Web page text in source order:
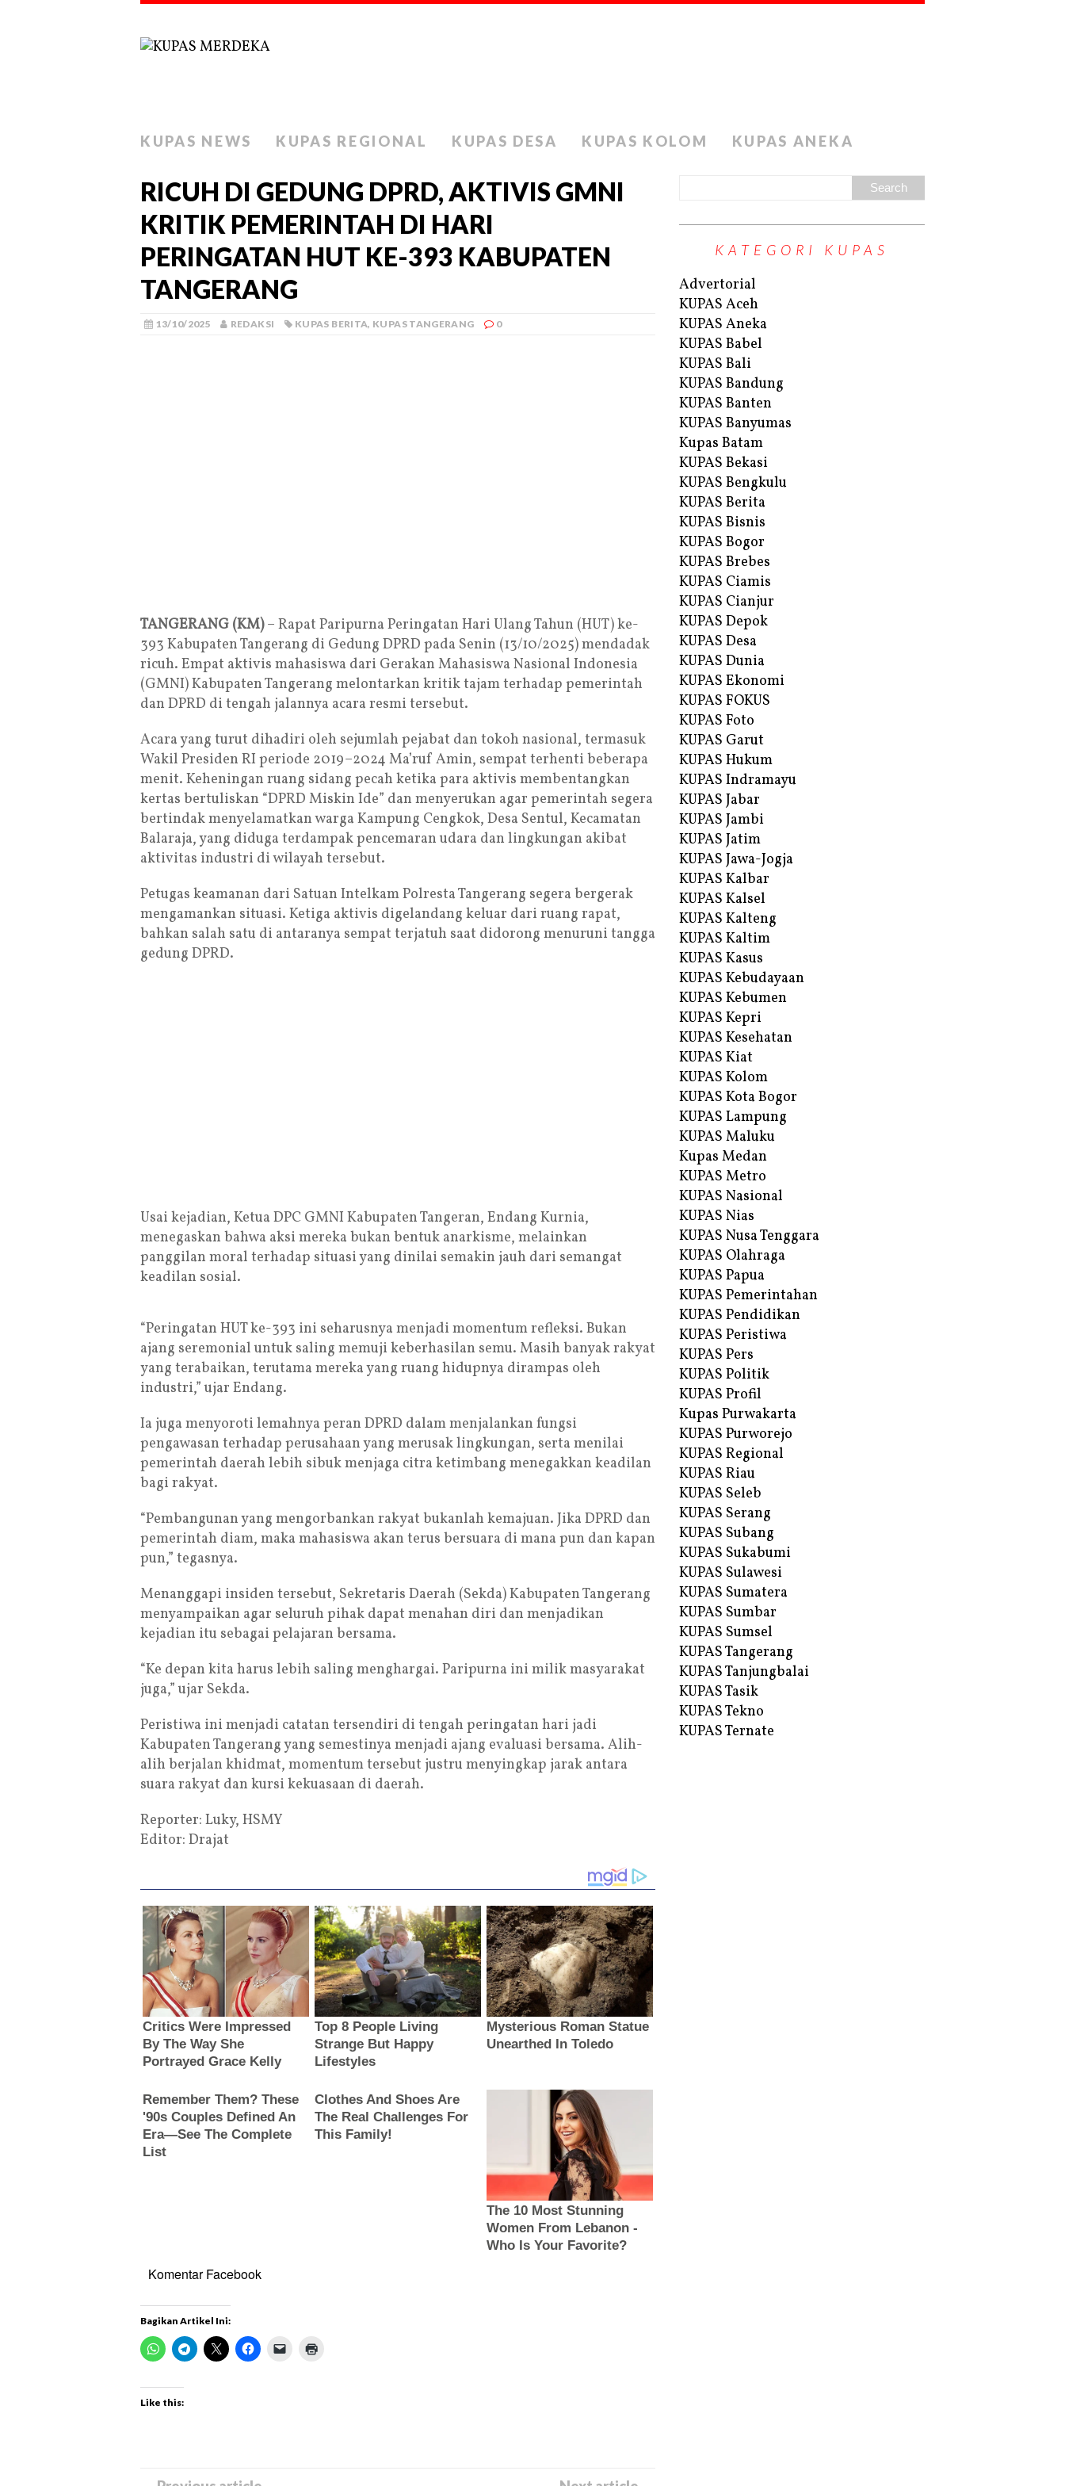
KUPAS NEWS KUPAS REGIONAL KUPAS DESA KUPAS KOLOM KUPAS ANEKA
RICUH DI GEDUNG DPRD, AKTIVIS GMNI
KRITIK PEMERINTAH DI HARI
PERINGATAN HUT KE-393 KABUPATEN
TANGERANG
13/10/2025 REDAKSI KUPAS BERITA, KUPAS TANGERANG 0
TANGERANG (KM)– Rapat Paripurna Peringatan Hari Ulang Tahun (HUT) ke-
393 Kabupaten Tangerang di Gedung DPRD pada Senin (13/10/2025) mendadak
ricuh. Empat aktivis mahasiswa dari Gerakan Mahasiswa Nasional Indonesia
(GMNI) Kabupaten Tangerang melontarkan kritik tajam terhadap pemerintah
dan DPRD di tengah jalannya acara resmi tersebut.
Acara yang turut dihadiri oleh sejumlah pejabat dan tokoh nasional, termasuk
Wakil Presiden RI periode 2019–2024 Ma’ruf Amin, sempat terhenti beberapa
menit. Keheningan ruang sidang pecah ketika para aktivis membentangkan
kertas bertuliskan “DPRD Miskin Ide” dan menyerukan agar pemerintah segera
bertindak menyelamatkan warga Kampung Cengkok, Desa Sentul, Kecamatan
Balaraja, yang diduga terdampak pencemaran udara dan lingkungan akibat
aktivitas industri di wilayah tersebut.
Petugas keamanan dari Satuan Intelkam Polresta Tangerang segera bergerak
mengamankan situasi. Ketiga aktivis digelandang keluar dari ruang rapat,
bahkan salah satu di antaranya sempat terjatuh saat didorong menuruni tangga
gedung DPRD.
Usai kejadian, Ketua DPC GMNI Kabupaten Tangeran, Endang Kurnia,
menegaskan bahwa aksi mereka bukan bentuk anarkisme, melainkan
panggilan moral terhadap situasi yang dinilai semakin jauh dari semangat
keadilan sosial.
“Peringatan HUT ke-393 ini seharusnya menjadi momentum refleksi. Bukan
ajang seremonial untuk saling memuji keberhasilan semu. Masih banyak rakyat
yang terabaikan, terutama mereka yang ruang hidupnya dirampas oleh
industri,” ujar Endang.
Ia juga menyoroti lemahnya peran DPRD dalam menjalankan fungsi
pengawasan terhadap perusahaan yang merusak lingkungan, serta menilai
pemerintah daerah lebih sibuk menjaga citra ketimbang menegakkan keadilan
bagi rakyat.
“Pembangunan yang mengorbankan rakyat bukanlah kemajuan. Jika DPRD dan
pemerintah diam, maka mahasiswa akan terus bersuara di mana pun dan kapan
pun,” tegasnya.
Menanggapi insiden tersebut, Sekretaris Daerah (Sekda) Kabupaten Tangerang
menyampaikan agar seluruh pihak dapat menahan diri dan menjadikan
kejadian itu sebagai pelajaran bersama.
“Ke depan kita harus lebih saling menghargai. Paripurna ini milik masyarakat
juga,” ujar Sekda.
Peristiwa ini menjadi catatan tersendiri di tengah peringatan hari jadi
Kabupaten Tangerang yang semestinya menjadi ajang evaluasi bersama. Alih-
alih berjalan khidmat, momentum tersebut justru menyingkap jarak antara
suara rakyat dan kursi kekuasaan di daerah.
Reporter: Luky, HSMY
Editor: Drajat
Komentar Facebook
Bagikan Artikel Ini:
Like this:
KATEGORI KUPAS
Advertorial
KUPAS Aceh
KUPAS Aneka
KUPAS Babel
KUPAS Bali
KUPAS Bandung
KUPAS Banten
KUPAS Banyumas
Kupas Batam
KUPAS Bekasi
KUPAS Bengkulu
KUPAS Berita
KUPAS Bisnis
KUPAS Bogor
KUPAS Brebes
KUPAS Ciamis
KUPAS Cianjur
KUPAS Depok
KUPAS Desa
KUPAS Dunia
KUPAS Ekonomi
KUPAS FOKUS
KUPAS Foto
KUPAS Garut
KUPAS Hukum
KUPAS Indramayu
KUPAS Jabar
KUPAS Jambi
KUPAS Jatim
KUPAS Jawa-Jogja
KUPAS Kalbar
KUPAS Kalsel
KUPAS Kalteng
KUPAS Kaltim
KUPAS Kasus
KUPAS Kebudayaan
KUPAS Kebumen
KUPAS Kepri
KUPAS Kesehatan
KUPAS Kiat
KUPAS Kolom
KUPAS Kota Bogor
KUPAS Lampung
KUPAS Maluku
Kupas Medan
KUPAS Metro
KUPAS Nasional
KUPAS Nias
KUPAS Nusa Tenggara
KUPAS Olahraga
KUPAS Papua
KUPAS Pemerintahan
KUPAS Pendidikan
KUPAS Peristiwa
KUPAS Pers
KUPAS Politik
KUPAS Profil
Kupas Purwakarta
KUPAS Purworejo
KUPAS Regional
KUPAS Riau
KUPAS Seleb
KUPAS Serang
KUPAS Subang
KUPAS Sukabumi
KUPAS Sulawesi
KUPAS Sumatera
KUPAS Sumbar
KUPAS Sumsel
KUPAS Tangerang
KUPAS Tanjungbalai
KUPAS Tasik
KUPAS Tekno
KUPAS Ternate